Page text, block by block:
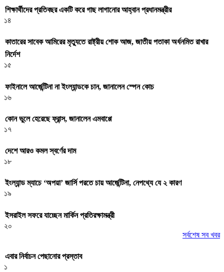
শিক্ষার্থীদের প্রতিবছর একটি করে গাছ লাগানোর আহ্বান প্রধানমন্ত্রীর
১৪
কাতারের সাবেক আমিরের মৃত্যুতে রাষ্ট্রীয় শোক আজ, জাতীয় পতাকা অর্ধনমিত রাখার
নির্দেশ
১৫
ফাইনালে আর্জেন্টিনা না ইংল্যান্ডকে চান, জানালেন স্পেন কোচ
১৬
কোন ভুলে হেরেছে ফ্রান্স, জানালেন এমবাপ্পে
১৭
দেশে আরও কমল স্বর্ণের দাম
১৮
ইংল্যান্ড ম্যাচে ‘অপয়া’ জার্সি পরতে চায় আর্জেন্টিনা, নেপথ্যে যে ২ কারণ
১৯
ইসরাইল সফরে যাচ্ছেন মার্কিন প্রতিরক্ষামন্ত্রী
২০
সর্বশেষ সব খবর
এবার নির্বাচন পেছানোর প্রস্তাব
১